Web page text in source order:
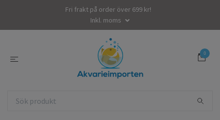
Fri frakt på order över 699 kr!
Inkl. moms
0